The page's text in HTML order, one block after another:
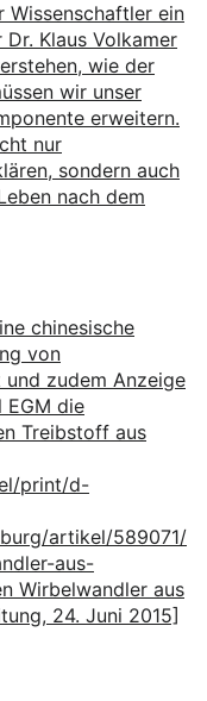
ein
Klaus Volkamer
wie der
wir unser
erweitern.
nur
sondern auch
nach dem
chinesische
von
zudem Anzeige
die
Treibstoff aus
print/d-
artikel/589071/
aus-
Wirbelwandler aus
24. Juni 2015]